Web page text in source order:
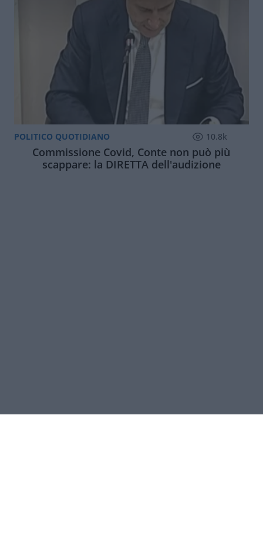
POLITICO QUOTIDIANO 10.8k
Commissione Covid, Conte non può più
scappare: la DIRETTA dell'audizione